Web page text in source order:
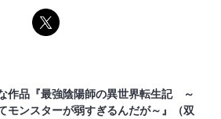
作品『最強陰陽師の異世界転生記 ～
モンスターが弱すぎるんだが～』（双